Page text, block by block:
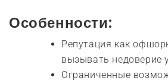
Особенности:
Репутация как
вызывать недоверие
Ограниченные